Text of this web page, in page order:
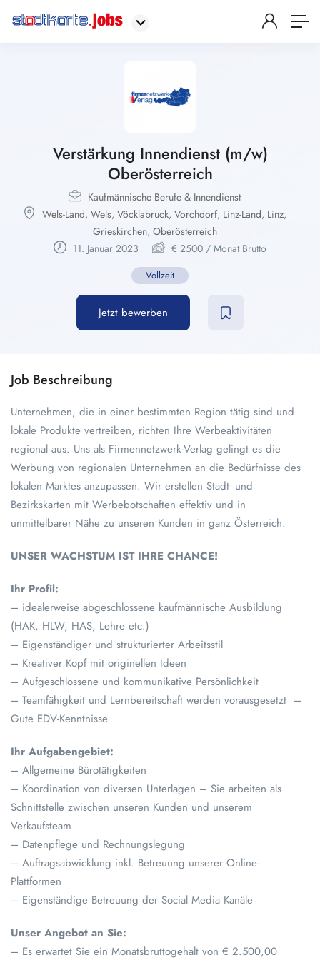
Verstärkung Innendienst (m/w)
Oberösterreich
Kaufmännische Berufe & Innendienst
Wels-Land, Wels, Vöcklabruck, Vorchdorf, Linz-Land, Linz,
Grieskirchen, Oberösterreich
11. Januar 2023
€ 2500 / Monat Brutto
Vollzeit
Jetzt bewerben
Job Beschreibung
Unternehmen, die in einer bestimmten Region tätig sind und
lokale Produkte vertreiben, richten Ihre Werbeaktivitäten
regional aus. Uns als Firmennetzwerk-Verlag gelingt es die
Werbung von regionalen Unternehmen an die Bedürfnisse des
lokalen Marktes anzupassen. Wir erstellen Stadt- und
Bezirkskarten mit Werbebotschaften effektiv und in
unmittelbarer Nähe zu unseren Kunden in ganz Österreich.
UNSER WACHSTUM IST IHRE CHANCE!
Ihr Profil:
– idealerweise abgeschlossene kaufmännische Ausbildung
(HAK, HLW, HAS, Lehre etc.)
– Eigenständiger und strukturierter Arbeitsstil
– Kreativer Kopf mit originellen Ideen
– Aufgeschlossene und kommunikative Persönlichkeit
– Teamfähigkeit und Lernbereitschaft werden vorausgesetzt –
Gute EDV-Kenntnisse
Ihr Aufgabengebiet:
– Allgemeine Bürotätigkeiten
– Koordination von diversen Unterlagen – Sie arbeiten als
Schnittstelle zwischen unseren Kunden und unserem
Verkaufsteam
– Datenpflege und Rechnungslegung
– Auftragsabwicklung inkl. Betreuung unserer Online-
Plattformen
– Eigenständige Betreuung der Social Media Kanäle
Unser Angebot an Sie:
– Es erwartet Sie ein Monatsbruttogehalt von € 2.500,00